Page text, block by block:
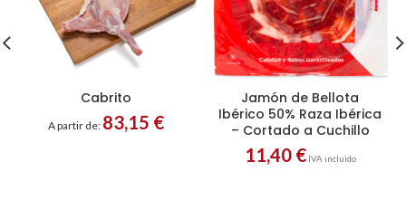
Cabrito
A partir de: 83,15 €
Jamón de Bellota
Ibérico 50% Raza Ibérica
– Cortado a Cuchillo
11,40 € IVA incluido